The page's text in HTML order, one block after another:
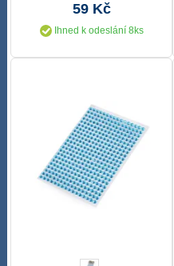
59 Kč
Ihned k odeslání 8ks